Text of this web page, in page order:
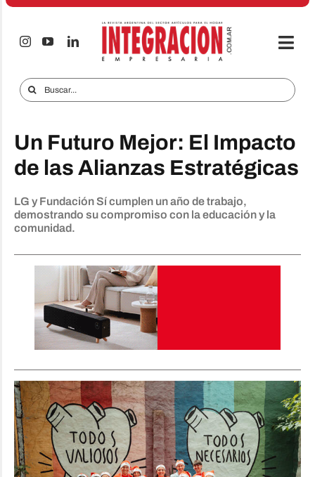
Saltar
Audio & TV
iTECNO
Celulares
Informes Especiales
Anuncie
Contacto
Buscar:
Un Futuro Mejor: El Impacto
de las Alianzas Estratégicas
LG y Fundación Sí cumplen un año de trabajo,
demostrando su compromiso con la educación y la
comunidad.